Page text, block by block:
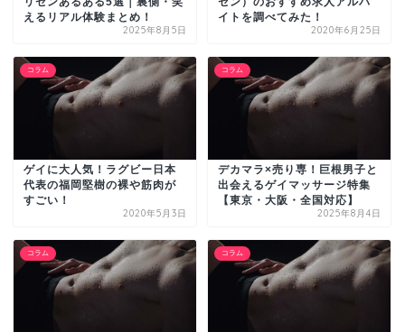
えるリアル体験まとめ！
2025年8月5日
イトを調べてみた！
2020年6月25日
コラム
ゲイに大人気！ラグビー日本
代表の福岡堅樹の裸や筋肉が
すごい！
2020年5月3日
コラム
デカマラ×売り専！巨根男子と
出会えるゲイマッサージ特集
【東京・大阪・全国対応】
2025年8月4日
コラム コラム